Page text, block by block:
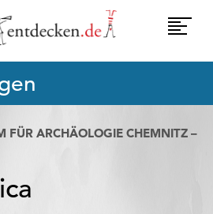
FÜR ARCHÄOLOGIE CHEMNITZ –